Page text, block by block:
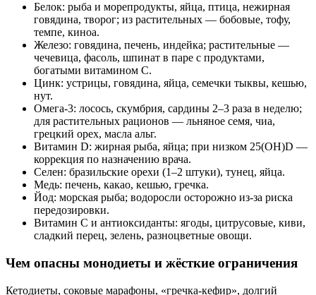
Белок: рыба и морепродукты, яйца, птица, нежирная
говядина, творог; из растительных — бобовые, тофу,
темпе, киноа.
Железо: говядина, печень, индейка; растительные —
чечевица, фасоль, шпинат в паре с продуктами,
богатыми витамином C.
Цинк: устрицы, говядина, яйца, семечки тыквы, кешью,
нут.
Омега‑3: лосось, скумбрия, сардины 2–3 раза в неделю;
для растительных рационов — льняное семя, чиа,
грецкий орех, масла альг.
Витамин D: жирная рыба, яйца; при низком 25(OH)D —
коррекция по назначению врача.
Селен: бразильские орехи (1–2 штуки), тунец, яйца.
Медь: печень, какао, кешью, гречка.
Йод: морская рыба; водоросли осторожно из‑за риска
передозировки.
Витамин C и антиоксиданты: ягоды, цитрусовые, киви,
сладкий перец, зелень, разноцветные овощи.
Чем опасны монодиеты и жёсткие ограничения
Кетодиеты, соковые марафоны, «гречка‑кефир», долгий